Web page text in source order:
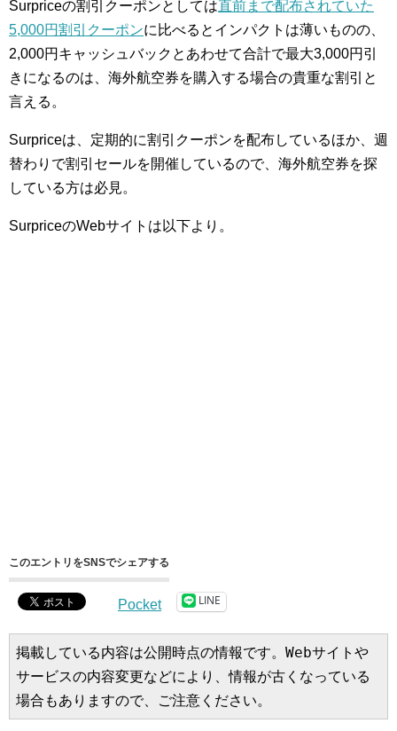
Surpriceの割引クーポンとしては直前まで配布されていた
5,000円割引クーポンに比べるとインパクトは薄いものの、
2,000円キャッシュバックとあわせて合計で最大3,000円引
きになるのは、海外航空券を購入する場合の貴重な割引と
言える。
Surpriceは、定期的に割引クーポンを配布しているほか、週
替わりで割引セールを開催しているので、海外航空券を探
している方は必見。
SurpriceのWebサイトは以下より。
このエントリをSNSでシェアする
Pocket LINE
掲載している内容は公開時点の情報です。Webサイトや
サービスの内容変更などにより、情報が古くなっている
場合もありますので、ご注意ください。